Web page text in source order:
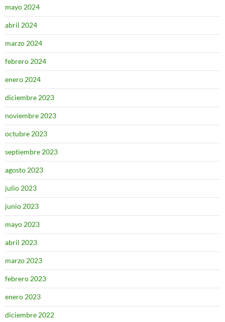
mayo 2024
abril 2024
marzo 2024
febrero 2024
enero 2024
diciembre 2023
noviembre 2023
octubre 2023
septiembre 2023
agosto 2023
julio 2023
junio 2023
mayo 2023
abril 2023
marzo 2023
febrero 2023
enero 2023
diciembre 2022